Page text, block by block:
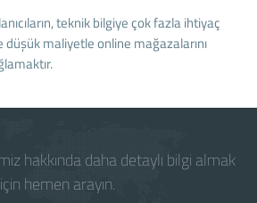
teknik bilgiye çok fazla ihtiyaç
düşük maliyetle online mağazalarını
hakkında daha detaylı bilgi almak
için hemen arayın.